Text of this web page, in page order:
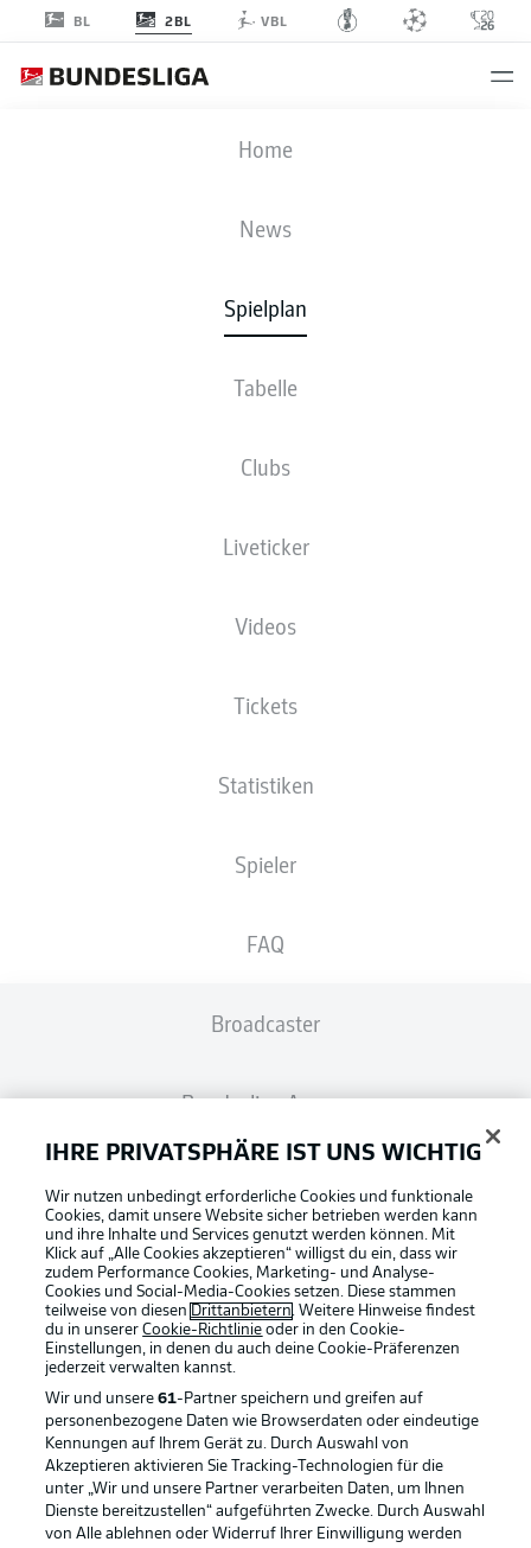
BL 2BL VBL
Home
News
Spielplan
Tabelle
Clubs
Liveticker
Videos
Tickets
Statistiken
Spieler
FAQ
Broadcaster
Bundesliga App
#BundesligaWIRKT
Common Ground
Mitfahrportal
BUNDESLIGA-GRUPPE
SGF
AUFSTELLUNGEN
Die Startaufstellung wird 60 Minuten vor
Football as it's meant to be
IHRE PRIVATSPHÄRE IST UNS WICHTIG
Wir nutzen unbedingt erforderliche Cookies und funktionale
Cookies, damit unsere Website sicher betrieben werden kann
und ihre Inhalte und Services genutzt werden können. Mit
Klick auf „Alle Cookies akzeptieren“ willigst du ein, dass wir
zudem Performance Cookies, Marketing- und Analyse-
Cookies und Social-Media-Cookies setzen. Diese stammen
teilweise von diesen Drittanbietern. Weitere Hinweise findest
du in unsererCookie-Richtlinie oder in den Cookie-
Einstellungen, in denen du auch deine Cookie-Präferenzen
jederzeit verwalten kannst.
Wir und unsere61-Partner speichern und greifen auf
personenbezogene Daten wie Browserdaten oder eindeutige
Kennungen auf Ihrem Gerät zu. Durch Auswahl von
Akzeptieren aktivieren Sie Tracking-Technologien für die
unter „Wir und unsere Partner verarbeiten Daten, um Ihnen
Dienste bereitzustellen“ aufgeführten Zwecke. Durch Auswahl
von Alle ablehnen oder Widerruf Ihrer Einwilligung werden